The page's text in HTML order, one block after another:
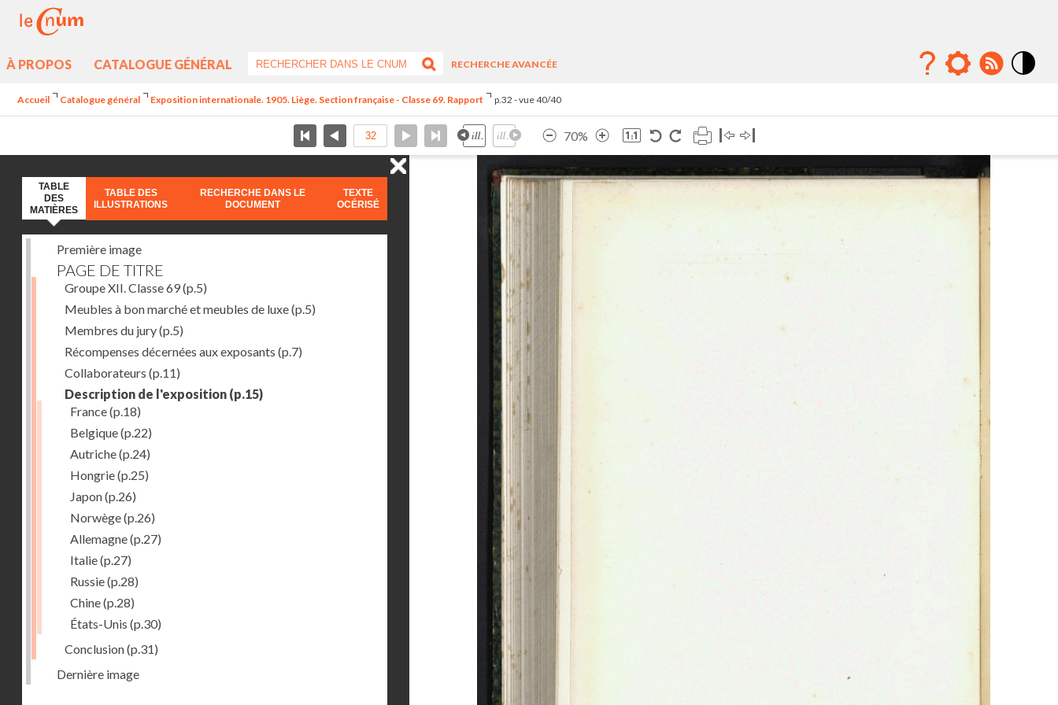
À PROPOS CATALOGUE GÉNÉRAL
RECHERCHE AVANCÉE
Accueil Catalogue général Exposition internationale. 1905. Liège. Section française - Classe 69. Rapport p.32 - vue 40/40
70%
TABLE
DES
MATIÈRES
TABLE DES
ILLUSTRATIONS
RECHERCHE DANS LE
DOCUMENT
TEXTE
OCÉRISÉ
Première image
PAGE DE TITRE
Groupe XII. Classe 69(p.5)
Meubles à bon marché et meubles de luxe(p.5)
Membres du jury(p.5)
Récompenses décernées aux exposants (p.7)
Collaborateurs (p.11)
Description de l'exposition (p.15)
France(p.18)
Belgique(p.22)
Autriche(p.24)
Hongrie(p.25)
Japon(p.26)
Norwège(p.26)
Allemagne(p.27)
Italie(p.27)
Russie(p.28)
Chine(p.28)
États-Unis (p.30)
Conclusion(p.31)
Dernière image